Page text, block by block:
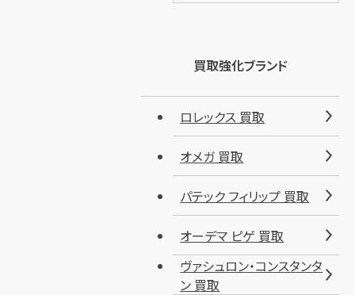
買取強化ブランド
ロレックス 買取
オメガ 買取
パテック フィリップ 買取
オーデマ ピゲ 買取
ヴァシュロン・コンスタンタ
ン 買取